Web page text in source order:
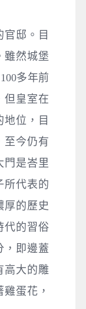
官邸。目
雖然城堡
多年前
但皇室在
位，目
至今仍有
門是峇里
所代表的
厚的歷史
代的習俗
，即邊蓋
高大的雕
蛋花，